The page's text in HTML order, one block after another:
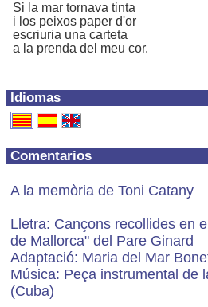
Idiomas
Comentarios
A la memòria de Toni Catany
Lletra: Cançons recollides en
de Mallorca" del Pare Ginard
Adaptació: Maria del Mar
Música: Peça instrumental de
(Cuba)
Si la mar tornava tinta
i los peixos paper d'or
escriuria una carteta
a la prenda del meu cor.